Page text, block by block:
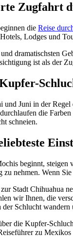
Zugfahrt
die Reise
Lodges und
dramatischsten
ist als der
und Juni in der
die
schneien.
beginnt, steigen
nehmen. Wenn
Stadt Chihuahua
wir Ihnen, die
Schlucht
die Kupfer-
zu